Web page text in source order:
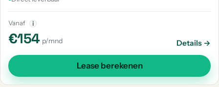
Vanaf i
€154 p/mnd Details →
Lease berekenen